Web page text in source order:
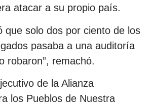
atacar a su propio país.
que solo dos por ciento de los
pasaba a una auditoría
robaron”, remachó.
de la Alianza
los Pueblos de Nuestra